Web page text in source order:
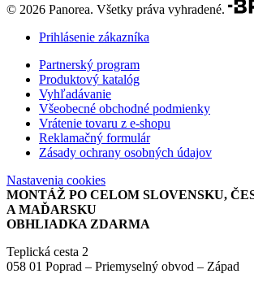
© 2026 Panorea. Všetky práva vyhradené.
Prihlásenie zákazníka
Partnerský program
Produktový katalóg
Vyhľadávanie
Všeobecné obchodné podmienky
Vrátenie tovaru z e-shopu
Reklamačný formulár
Zásady ochrany osobných údajov
Nastavenia cookies
MONTÁŽ PO CELOM SLOVENSKU,
A MAĎARSKU
OBHLIADKA ZDARMA
Teplická cesta 2
058 01 Poprad – Priemyselný obvod – Západ